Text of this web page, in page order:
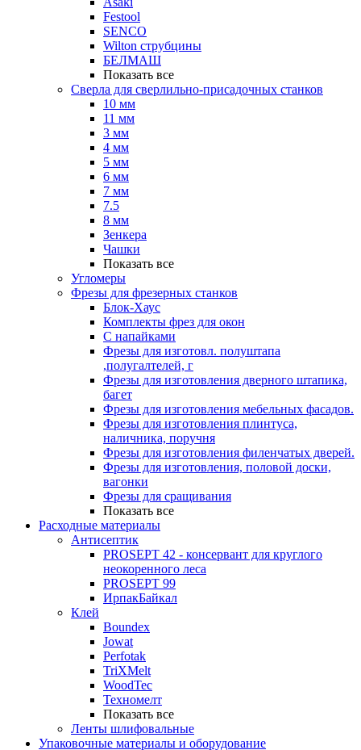
Festool
SENCO
Wilton струбцины
БЕЛМАШ
Показать все
Сверла для сверлильно-присадочных станков
10 мм
11 мм
3 мм
4 мм
5 мм
6 мм
7 мм
7.5
8 мм
Зенкера
Чашки
Показать все
Угломеры
Фрезы для фрезерных станков
Блок-Хаус
Комплекты фрез для окон
С напайками
Фрезы для изготовл. полуштапа
,полугалтелей, г
Фрезы для изготовления дверного штапика,
багет
Фрезы для изготовления мебельных фасадов.
Фрезы для изготовления плинтуса,
наличника, поручня
Фрезы для изготовления филенчатых дверей.
Фрезы для изготовления, половой доски,
вагонки
Фрезы для сращивания
Показать все
Расходные материалы
Антисептик
PROSEPT 42 - консервант для круглого
неокоренного леса
PROSEPT 99
ИрпакБайкал
Клей
Boundex
Jowat
Perfotak
TriXMelt
WoodTec
Техномелт
Показать все
Ленты шлифовальные
Упаковочные материалы и оборудование